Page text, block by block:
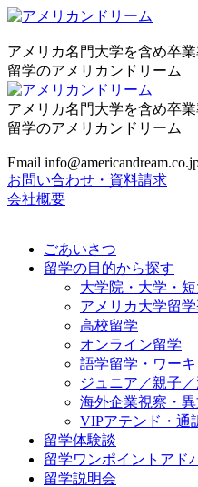
アメリカ名門大学を含め卒業
留学のアメリカンドリーム
アメリカ名門大学を含め卒業
留学のアメリカンドリーム
Email
お問い合わせ・資料請求
会社概要
ごあいさつ
留学の目的から探す
大学院・大学・
アメリカ大学留
高校留学
オンライン留学
語学留学・ワー
ジュニア／親子
海外企業視察・
VIPアテンド・通
留学体験談
留学ワンポイントアド
留学説明会